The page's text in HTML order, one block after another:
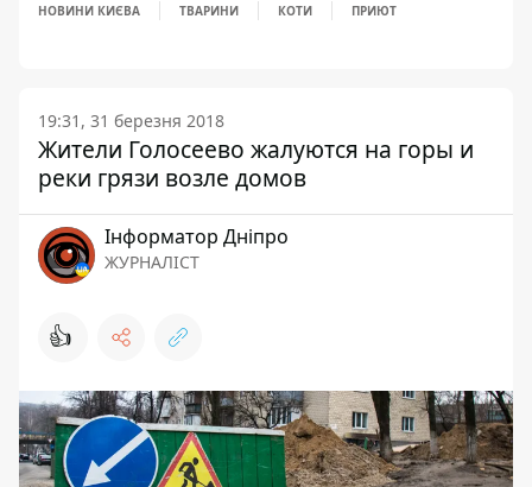
НОВИНИ КИЄВА ТВАРИНИ КОТИ ПРИЮТ
19:31, 31 березня 2018
Жители Голосеево жалуются на горы и
реки грязи возле домов
Інформатор Дніпро
ЖУРНАЛІСТ
👍